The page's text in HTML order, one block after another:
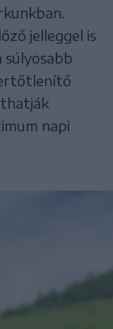
jelleggel is
súlyosabb
napi